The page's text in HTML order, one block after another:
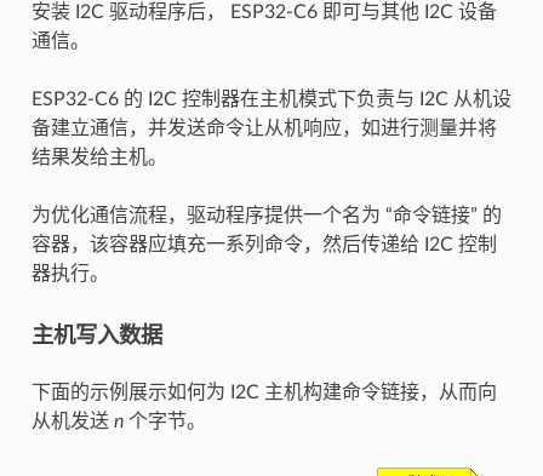
安装 I2C 驱动程序后， ESP32-C6 即可与其他 I2C 设备
通信。
ESP32-C6 的 I2C 控制器在主机模式下负责与 I2C 从机设
备建立通信，并发送命令让从机响应，如进行测量并将
结果发给主机。
为优化通信流程，驱动程序提供一个名为 “命令链接” 的
容器，该容器应填充一系列命令，然后传递给 I2C 控制
器执行。
主机写入数据
下面的示例展示如何为 I2C 主机构建命令链接，从而向
从机发送 n个字节。